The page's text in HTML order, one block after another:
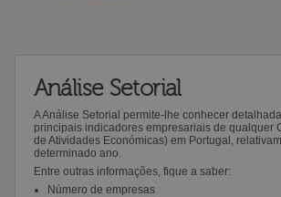
Análise Setorial
A Análise Setorial permite-lhe conhecer
principais indicadores empresariais de qualquer
de Atividades Económicas) em Portugal,
determinado ano.
Entre outras informações, fique a saber:
Número de empresas